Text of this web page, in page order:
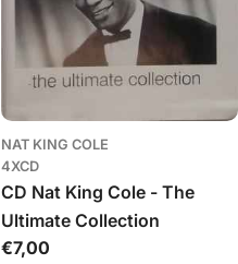
NAT KING COLE
4XCD
CD Nat King Cole - The
Ultimate Collection
Обычная
€7,00